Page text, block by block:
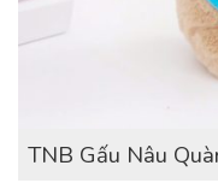
TNB Gấu Nâu